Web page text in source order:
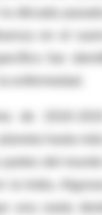
década
en el
fue
del
la India.
una vasta